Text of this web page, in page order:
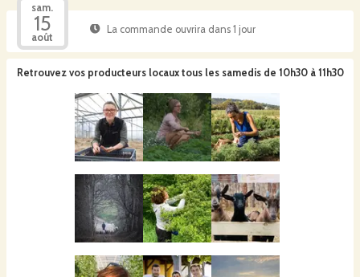
sam.
15
août
La commande ouvrira dans 1 jour
Retrouvez vos producteurs locaux tous les samedis de 10h30 à 11h30